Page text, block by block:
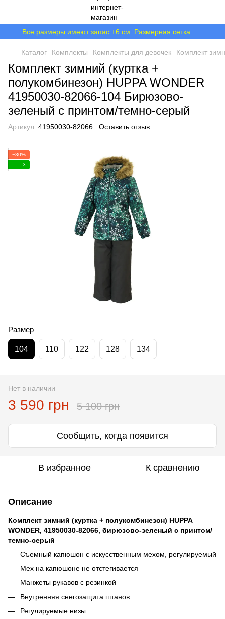
Все размеры имеют запас +6 см. Размерная сетка
Каталог Комплекты Комплекты для девочек Комплект
Комплект зимний (куртка +
полукомбинезон) HUPPA WONDER
41950030-82066-104 Бирюзово-
зеленый с принтом/темно-серый
Артикул: 41950030-82066 Оставить отзыв
−30%
3
Размер
104 110 122 128 134
Нет в наличии
3 590 грн 5 100 грн
Сообщить, когда появится
В избранное К сравнению
Описание
Комплект зимний (куртка + полукомбинезон) HUPPA
WONDER, 41950030-82066, бирюзово-зеленый с принтом/
темно-серый
Съемный капюшон с искусственным мехом, регулируемый
Мех на капюшоне не отстегивается
Манжеты рукавов с резинкой
Внутренняя снегозащита штанов
Регулируемые низы